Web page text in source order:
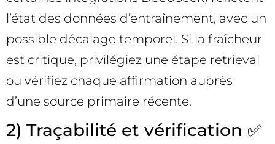
l’état des données d’entraînement, avec un
possible décalage temporel. Si la fraîcheur
est critique, privilégiez une étape retrieval
ou vérifiez chaque affirmation auprès
d’une source primaire récente.
2) Traçabilité et vérification ✅